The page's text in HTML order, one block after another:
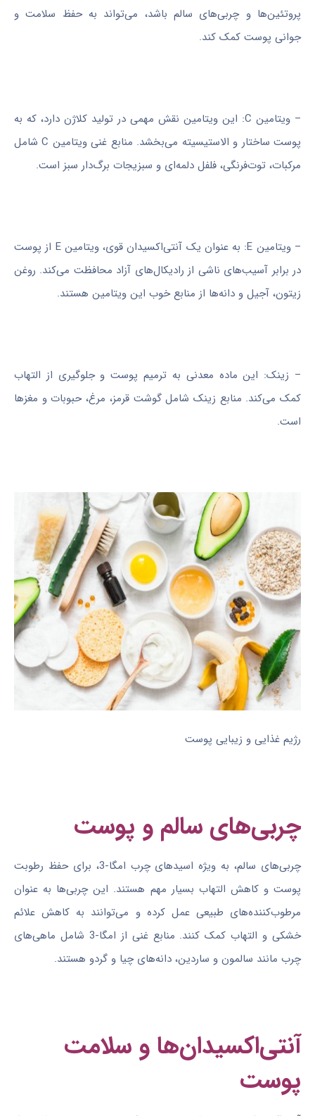
پروتئین‌ها و چربی‌های سالم باشد، می‌تواند به حفظ سلامت و
جوانی پوست کمک کند.
– ویتامین C: این ویتامین نقش مهمی در تولید کلاژن دارد، که به
پوست ساختار و الاستیسیته می‌بخشد. منابع غنی ویتامین C شامل
مرکبات، توت‌فرنگی، فلفل دلمه‌ای و سبزیجات برگ‌دار سبز است.
– ویتامین E: به عنوان یک آنتی‌اکسیدان قوی، ویتامین E از پوست
در برابر آسیب‌های ناشی از رادیکال‌های آزاد محافظت می‌کند. روغن
زیتون، آجیل و دانه‌ها از منابع خوب این ویتامین هستند.
– زینک: این ماده معدنی به ترمیم پوست و جلوگیری از التهاب
کمک می‌کند. منابع زینک شامل گوشت قرمز، مرغ، حبوبات و مغزها
است.
رژیم غذایی و زیبایی پوست
چربی‌های سالم و پوست
چربی‌های سالم، به ویژه اسیدهای چرب امگا-3، برای حفظ رطوبت
پوست و کاهش التهاب بسیار مهم هستند. این چربی‌ها به عنوان
مرطوب‌کننده‌های طبیعی عمل کرده و می‌توانند به کاهش علائم
خشکی و التهاب کمک کنند. منابع غنی از امگا-3 شامل ماهی‌های
چرب مانند سالمون و ساردین، دانه‌های چیا و گردو هستند.
آنتی‌اکسیدان‌ها و سلامت
پوست